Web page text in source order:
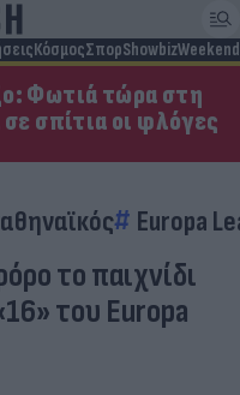
ΚόσμοςΣπορShowbizWeekend
Φωτιά τώρα στη
σπίτια οι φλόγες
Europa
το παιχνίδι
του Europa